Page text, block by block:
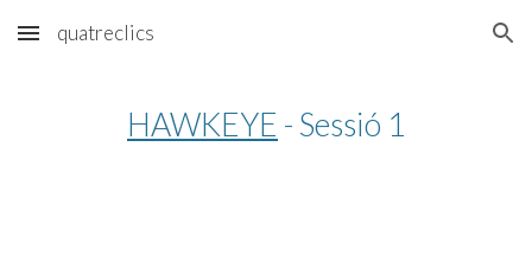
Skip to main content Skip to navigation
quatreclics
HAWKEYE - Sessió 1